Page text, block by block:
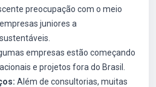
preocupação com o meio
juniores a
empresas estão começando
e projetos fora do Brasil.
Além de consultorias, muitas